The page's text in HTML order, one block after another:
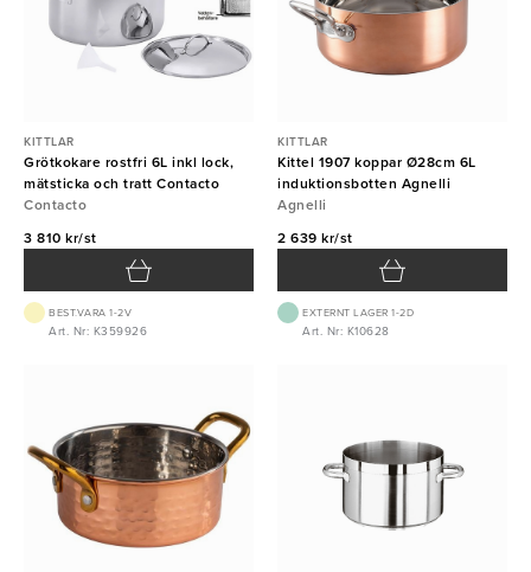
KITTLAR
Grötkokare rostfri 6L inkl lock,
mätsticka och tratt Contacto
Contacto
3 810 kr/st
BEST.VARA 1-2V
Art. Nr: K359926
KITTLAR
Kittel 1907 koppar Ø28cm 6L
induktionsbotten Agnelli
Agnelli
2 639 kr/st
EXTERNT LAGER 1-2D
Art. Nr: K10628